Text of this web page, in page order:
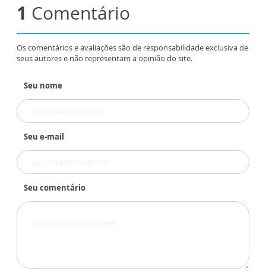
1 Comentário
Os comentários e avaliações são de responsabilidade exclusiva de
seus autores e não representam a opinião do site.
Seu nome
Seu e-mail
Seu comentário